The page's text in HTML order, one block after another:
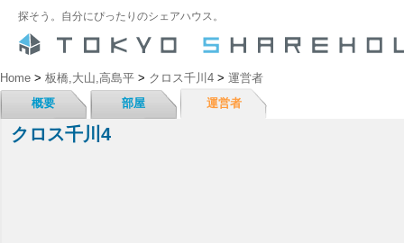
探そう。自分にぴったりのシェアハウス。
Home > 板橋,大山,高島平 > クロス千川4 > 運営者
概要
部屋 運営者
クロス千川4